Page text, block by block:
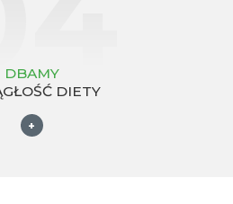
DBAMY
DIETY
+